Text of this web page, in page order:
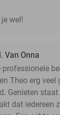
wel!
Van Onna
professionele
Theo erg veel
Genieten
dat iedereen